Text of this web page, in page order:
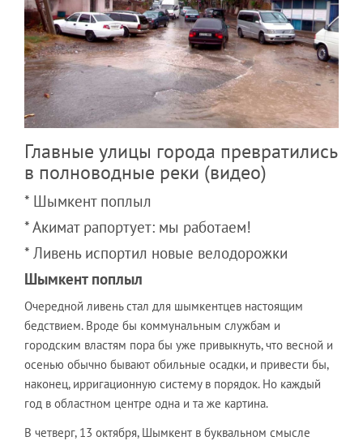
Главные улицы города превратились
в полноводные реки (видео)
* Шымкент поплыл
* Акимат рапортует: мы работаем!
* Ливень испортил новые велодорожки
Шымкент поплыл
Очередной ливень стал для шымкентцев настоящим
бедствием. Вроде бы коммунальным службам и
городским властям пора бы уже привыкнуть, что весной и
осенью обычно бывают обильные осадки, и привести бы,
наконец, ирригационную систему в порядок. Но каждый
год в областном центре одна и та же картина.
В четверг, 13 октября, Шымкент в буквальном смысле